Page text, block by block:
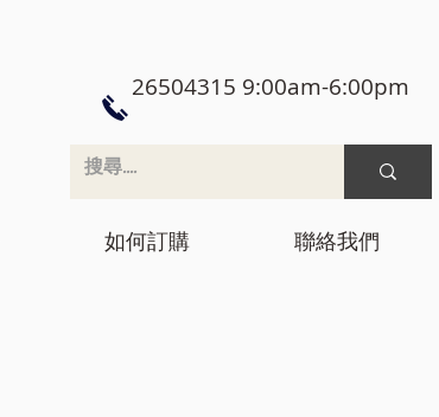
26504315 9:00am-6:00pm
如何訂購 聯絡我們